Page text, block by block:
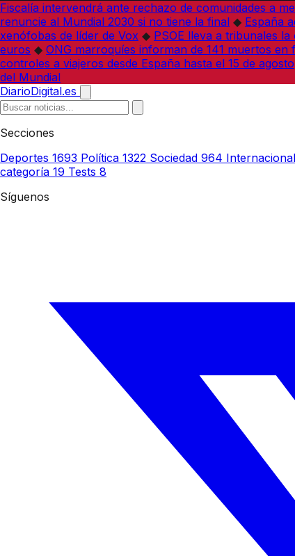
Fiscalía intervendrá ante rechazo de comunidades a
renuncie al Mundial 2030 si no tiene la final ◆ España
xenófobas de líder de Vox ◆ PSOE lleva a tribunales
euros ◆ ONG marroquíes informan de 141 muertos en
controles a viajeros desde España hasta el 15 de agosto
del Mundial
DiarioDigital.es
Secciones
Deportes 1693 Política 1322 Sociedad 964 Internacional
categoría 19 Tests 8
Síguenos